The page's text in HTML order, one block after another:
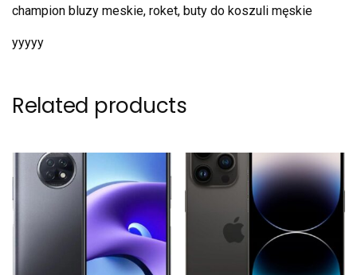
champion bluzy meskie, roket, buty do koszuli męskie
yyyyy
Related products